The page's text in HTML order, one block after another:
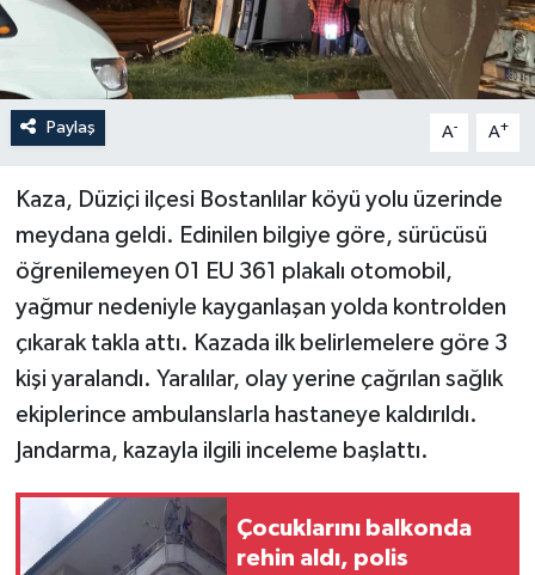
Paylaş A- A+
Kaza, Düziçi ilçesi Bostanlılar köyü yolu üzerinde
meydana geldi. Edinilen bilgiye göre, sürücüsü
öğrenilemeyen 01 EU 361 plakalı otomobil,
yağmur nedeniyle kayganlaşan yolda kontrolden
çıkarak takla attı. Kazada ilk belirlemelere göre 3
kişi yaralandı. Yaralılar, olay yerine çağrılan sağlık
ekiplerince ambulanslarla hastaneye kaldırıldı.
Jandarma, kazayla ilgili inceleme başlattı.
Çocuklarını balkonda
rehin aldı, polis